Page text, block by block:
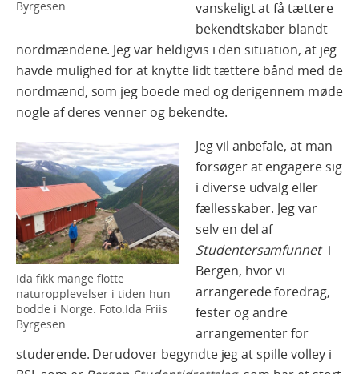
Byrgesen
vanskeligt at få tættere
bekendtskaber blandt
nordmændene. Jeg var heldigvis i den situation, at jeg
havde mulighed for at knytte lidt tættere bånd med de
nordmænd, som jeg boede med og derigennem møde
nogle af deres venner og bekendte.
Ida fikk mange flotte
naturopplevelser i tiden hun
bodde i Norge. Foto:Ida Friis
Byrgesen
Jeg vil anbefale, at man
forsøger at engagere sig
i diverse udvalg eller
fællesskaber. Jeg var
selv en del af
Studentersamfunneti
Bergen, hvor vi
arrangerede foredrag,
fester og andre
arrangementer for
studerende. Derudover begyndte jeg at spille volley i